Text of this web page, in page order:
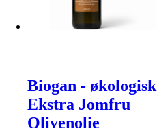
Biogan - økologisk
Ekstra Jomfru
Olivenolie